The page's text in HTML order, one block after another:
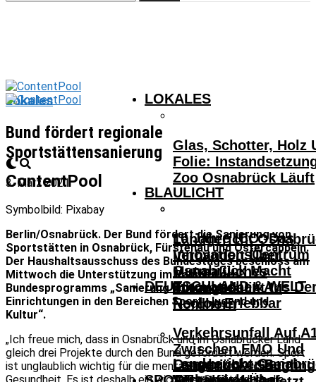
ContentPool
LOKALES
Glas, Schotter, Holz
Folie:
Zoo Osnabrück Läuft
10 Jahre ICO: Das
InnovationsCentrum
Osnabrück Macht
Innovationen Aus
Region Erlebbar
Landgericht
BLAULICHT
Landgericht
Verhandelt Über
Mutmaßliches
Tötungsdelikt In
Nordhorn
Osnabrücker Beim
DEUTSCHLAND & WELT
Verkehrsunfall Auf
Zwischen FMO Und
Lengerich –
Lokales
Bund fördert regionale
Sportstättensanierung
3. März 2021
Symbolbild: Pixabay
Berlin/Osnabrück. Der Bund fördert die Sanierung von
Sportstätten in Osnabrück, Fürstenau und Ostercappeln.
Der Haushaltsausschuss des Bundestages beschloss am
Mittwoch die Unterstützung im Rahmen des
Bundesprogramms „Sanierung kommunaler
Einrichtungen in den Bereichen Sport, Jugend und
Kultur“.
„Ich freue mich, dass in Osnabrück und im Osnabrücker Land
gleich drei Projekte durch den Bund gefördert werden. Sport
ist unglaublich wichtig für die mentale und körperliche
Gesundheit. Es ist deshalb ein wichtiger Schritt, dass die